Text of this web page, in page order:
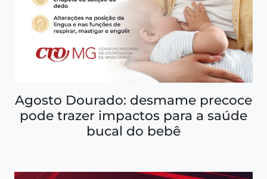
Agosto Dourado: desmame precoce
pode trazer impactos para a saúde
bucal do bebê